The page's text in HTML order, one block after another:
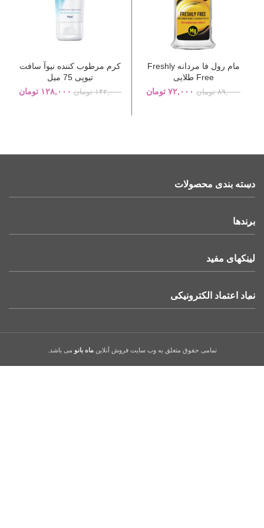
مام رول فا مردانه Freshly
Free طلایی
۸۹,۰۰۰ تومان ۷۲,۰۰۰ تومان
کرم مرطوب کننده نیوآ سافت
تیوپی 75 میل
۱۴۲,۰۰۰ تومان ۱۲۸,۰۰۰ تومان
دسته بندی محصولات
برندها
لینکهای مفید
نماد اعتماد الکترونیکی
تمامی حقوق متعلق به وب سایت فروش آنلاین ماه بانو می باشد.